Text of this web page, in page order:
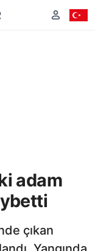
adam
çıkan